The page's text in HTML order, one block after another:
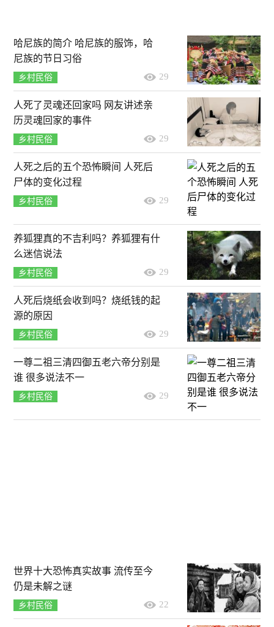
哈尼族的简介 哈尼族的服饰，哈
尼族的节日习俗
乡村民俗 29
人死了灵魂还回家吗 网友讲述亲
历灵魂回家的事件
乡村民俗 29
人死之后的五个恐怖瞬间 人死后
尸体的变化过程
乡村民俗 29
养狐狸真的不吉利吗？养狐狸有什
么迷信说法
乡村民俗 29
人死后烧纸会收到吗？烧纸钱的起
源的原因
乡村民俗 29
一尊二祖三清四御五老六帝分别是
谁 很多说法不一
乡村民俗 29
世界十大恐怖真实故事 流传至今
仍是未解之谜
乡村民俗 22